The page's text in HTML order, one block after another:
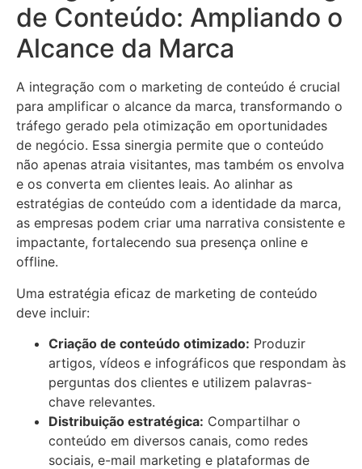
de Conteúdo: Ampliando o
Alcance da Marca
A integração com o marketing de conteúdo é crucial
para amplificar o alcance da marca, transformando o
tráfego gerado pela otimização em oportunidades
de negócio. Essa sinergia permite que o conteúdo
não apenas atraia visitantes, mas também os envolva
e os converta em clientes leais. Ao alinhar as
estratégias de conteúdo com a identidade da marca,
as empresas podem criar uma narrativa consistente e
impactante, fortalecendo sua presença online e
offline.
Uma estratégia eficaz de marketing de conteúdo
deve incluir:
Criação de conteúdo otimizado: Produzir
artigos, vídeos e infográficos que respondam às
perguntas dos clientes e utilizem palavras-
chave relevantes.
Distribuição estratégica: Compartilhar o
conteúdo em diversos canais, como redes
sociais, e-mail marketing e plataformas de